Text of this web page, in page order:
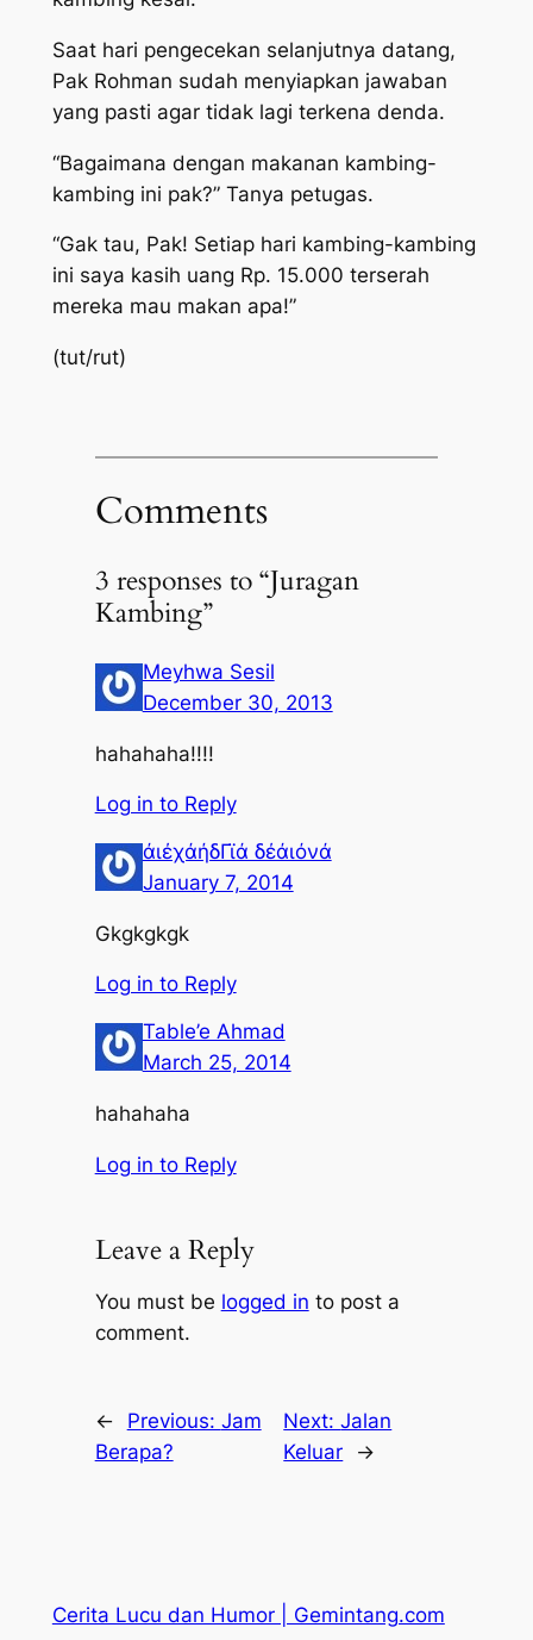
Saat hari pengecekan selanjutnya datang,
Pak Rohman sudah menyiapkan jawaban
yang pasti agar tidak lagi terkena denda.
“Bagaimana dengan makanan kambing-
kambing ini pak?” Tanya petugas.
“Gak tau, Pak! Setiap hari kambing-kambing
ini saya kasih uang Rp. 15.000 terserah
mereka mau makan apa!”
(tut/rut)
Comments
3 responses to “Juragan
Kambing”
Meyhwa Sesil
December 30, 2013
hahahaha!!!!
Log in to Reply
άιέχάήδΓϊά δέάιόνά
January 7, 2014
Gkgkgkgk
Log in to Reply
Table’e Ahmad
March 25, 2014
hahahaha
Log in to Reply
Leave a Reply
You must be logged in to post a
comment.
← Previous: Jam
Berapa?
Next:Jalan
Keluar
→
Cerita Lucu dan Humor | Gemintang.com